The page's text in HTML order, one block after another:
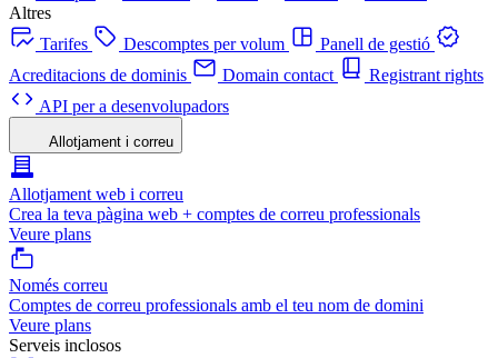
Altres
Tarifes
Descomptes per volum
Panell de gestió
Acreditacions de dominis
Domain contact
Registrant rights
API per a desenvolupadors
Allotjament i correu
Allotjament web i correu
Crea la teva pàgina web + comptes de correu professionals
Veure plans
Només correu
Comptes de correu professionals amb el teu nom de domini
Veure plans
Serveis inclosos